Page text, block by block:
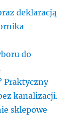
deklaracją
do
Praktyczny
kanalizacji.
sklepowe